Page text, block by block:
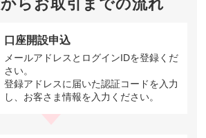
らお取引までの流れ
口座開設申込
メールアドレスとログインIDを登録くだ
さい。
登録アドレスに届いた認証コードを入力
し、お客さま情報を入力ください。